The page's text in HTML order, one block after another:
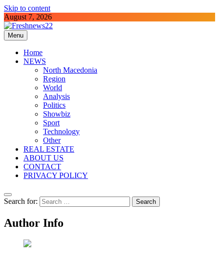
Skip to content
August 7, 2026
Freshnews22
Best News Website in North Macedonia
Menu
Home
NEWS
North Macedonia
Region
World
Analysis
Politics
Showbiz
Sport
Technology
Other
REAL ESTATE
ABOUT US
CONTACT
PRIVACY POLICY
Search for:
Author Info